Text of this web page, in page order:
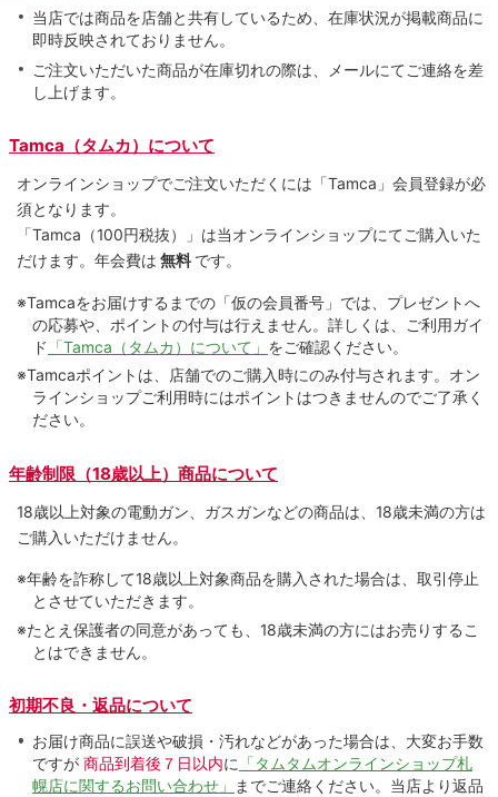
当店では商品を店舗と共有しているため、在庫状況が掲載商品に
即時反映されておりません。
ご注文いただいた商品が在庫切れの際は、メールにてご連絡を差
し上げます。
Tamca（タムカ）について
オンラインショップでご注⽂いただくには「Tamca」会員登録が必
須となります。
「Tamca （100円税抜）
」は当オンラインショップにてご購⼊いた
だけます。 年会費は 無料 です。
※Tamcaをお届けするまでの「仮の会員番号」では、プレゼントへ
の応募や、ポイントの付与は⾏えません。詳しくは、ご利⽤ガイ
ド 「Tamca（タムカ）について」 をご確認ください。
※Tamcaポイントは、店舗でのご購⼊時にのみ付与されます。オン
ラインショップご利用時にはポイントはつきませんのでご了承く
ださい。
年齢制限（18歳以上）商品について
18歳以上対象の電動ガン、ガスガンなどの商品は、18歳未満の方は
ご購入いただけません。
※年齢を詐称して18歳以上対象商品を購入された場合は、取引停止
とさせていただきます。
※たとえ保護者の同意があっても、18歳未満の方にはお売りするこ
とはできません。
初期不良・返品について
お届け商品に誤送や破損・汚れなどがあった場合は、大変お手数
ですが 商品到着後７日以内に 「タムタムオンラインショップ札
幌店に関するお問い合わせ」
までご連絡ください。当店より返品